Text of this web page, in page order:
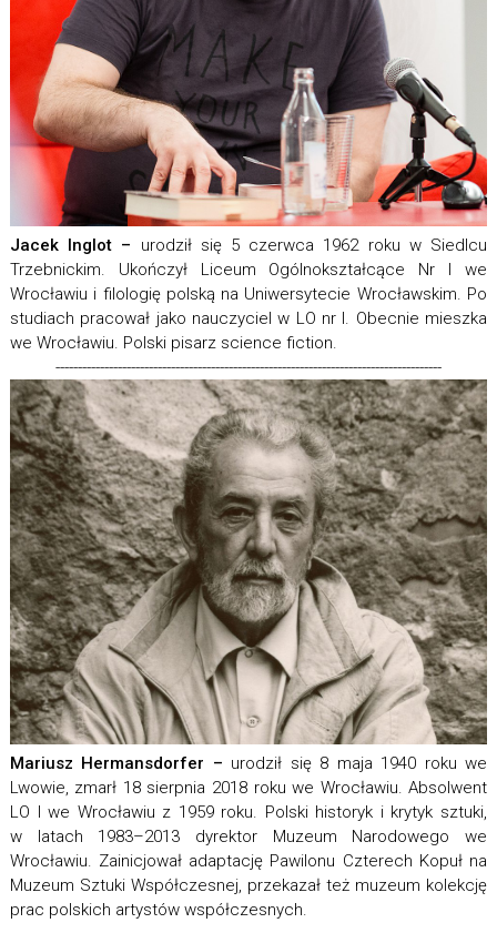
Jacek Inglot – urodził się 5 czerwca 1962 roku w Siedlcu
Trzebnickim. Ukończył Liceum Ogólnokształcące Nr I we
Wrocławiu i filologię polską na Uniwersytecie Wrocławskim. Po
studiach pracował jako nauczyciel w LO nr I. Obecnie mieszka
we Wrocławiu. Polski pisarz science fiction.
---------------------------------------------------------------------------------------
Mariusz Hermansdorfer – urodził się 8 maja 1940 roku we
Lwowie, zmarł 18 sierpnia 2018 roku we Wrocławiu. Absolwent
LO I we Wrocławiu z 1959 roku. Polski historyk i krytyk sztuki,
w latach 1983–2013 dyrektor Muzeum Narodowego we
Wrocławiu. Zainicjował adaptację Pawilonu Czterech Kopuł na
Muzeum Sztuki Współczesnej, przekazał też muzeum kolekcję
prac polskich artystów współczesnych.